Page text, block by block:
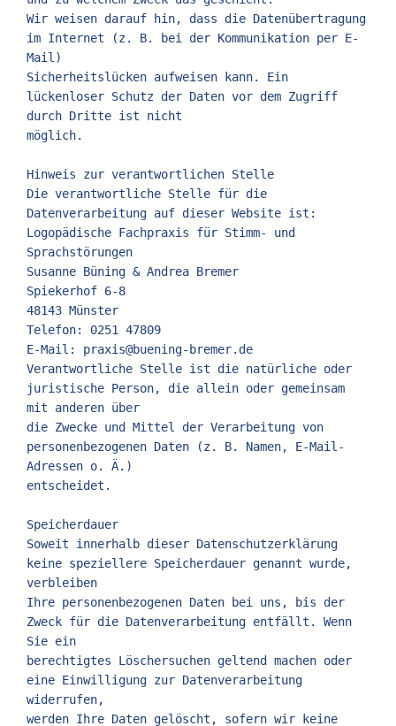
Wir weisen darauf hin, dass die Datenübertragung
im Internet (z. B. bei der Kommunikation per E-
Mail)
Sicherheitslücken aufweisen kann. Ein
lückenloser Schutz der Daten vor dem Zugriff
durch Dritte ist nicht
möglich.
Hinweis zur verantwortlichen Stelle
Die verantwortliche Stelle für die
Datenverarbeitung auf dieser Website ist:
Logopädische Fachpraxis für Stimm- und
Sprachstörungen
Susanne Büning & Andrea Bremer
Spiekerhof 6-8
48143 Münster
Telefon: 0251 47809
E-Mail: praxis@buening-bremer.de
Verantwortliche Stelle ist die natürliche oder
juristische Person, die allein oder gemeinsam
mit anderen über
die Zwecke und Mittel der Verarbeitung von
personenbezogenen Daten (z. B. Namen, E-Mail-
Adressen o. Ä.)
entscheidet.
Speicherdauer
Soweit innerhalb dieser Datenschutzerklärung
keine speziellere Speicherdauer genannt wurde,
verbleiben
Ihre personenbezogenen Daten bei uns, bis der
Zweck für die Datenverarbeitung entfällt. Wenn
Sie ein
berechtigtes Löschersuchen geltend machen oder
eine Einwilligung zur Datenverarbeitung
widerrufen,
werden Ihre Daten gelöscht, sofern wir keine